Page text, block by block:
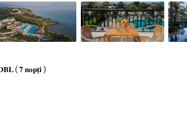
( 𝟕 𝐧𝐨𝐩𝐭̦𝐢 )